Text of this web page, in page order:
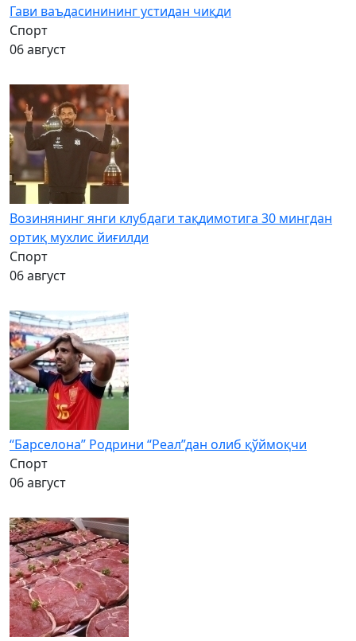
Гави ваъдасинининг устидан чиқди
Спорт
06 август
Возинянинг янги клубдаги тақдимотига 30 мингдан
ортиқ мухлис йиғилди
Спорт
06 август
“Барселона” Родрини “Реал”дан олиб қўймоқчи
Спорт
06 август